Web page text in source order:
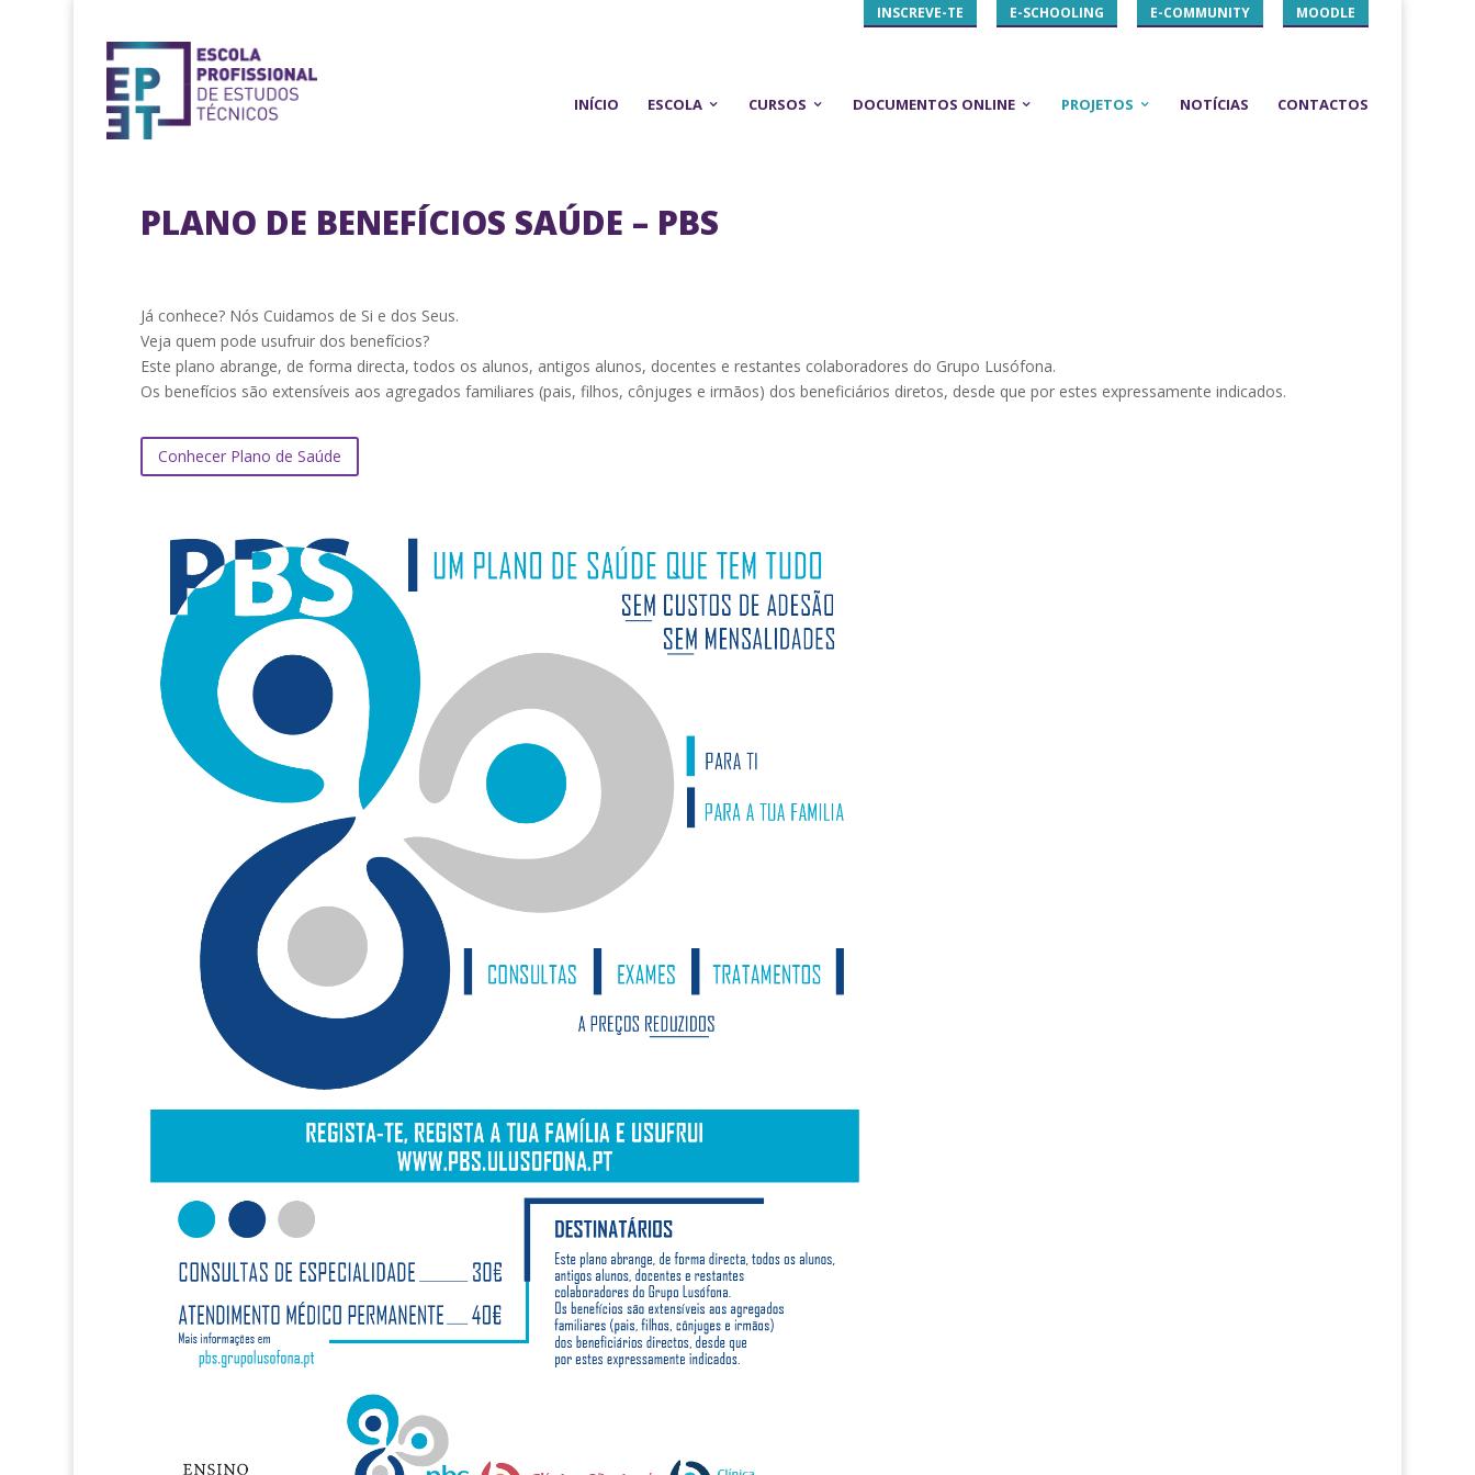
INSCREVE-TE E-SCHOOLING E-COMMUNITY MOODLE
INÍCIO ESCOLA CURSOS DOCUMENTOS ONLINE PROJETOS NOTÍCIAS CONTACTOS
PLANO DE BENEFÍCIOS SAÚDE – PBS
Já conhece? Nós Cuidamos de Si e dos Seus.
Veja quem pode usufruir dos benefícios?
Este plano abrange, de forma directa, todos os alunos, antigos alunos, docentes e restantes colaboradores do Grupo Lusófona.
Os benefícios são extensíveis aos agregados familiares (pais, filhos, cônjuges e irmãos) dos beneficiários diretos, desde que por estes expressamente indicados.
Conhecer Plano de Saúde